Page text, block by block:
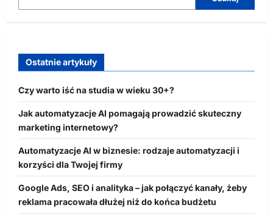
Ostatnie artykuły
Czy warto iść na studia w wieku 30+?
Jak automatyzacje AI pomagają prowadzić skuteczny
marketing internetowy?
Automatyzacje AI w biznesie: rodzaje automatyzacji i
korzyści dla Twojej firmy
Google Ads, SEO i analityka – jak połączyć kanały, żeby
reklama pracowała dłużej niż do końca budżetu